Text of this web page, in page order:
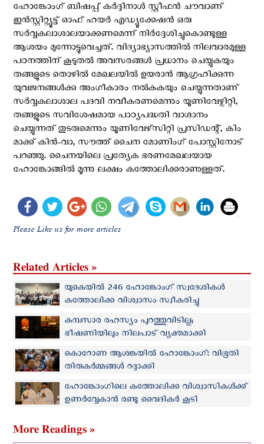
ഹോങ്കോംഗ് ബിഷപ്പ് കർദ്ദിനാൾ സ്റ്റീഫൻ ചൗവാണ്
ഇൻസ്റ്റിറ്റ്യൂട്ട് ഓഫ് ഹയർ എഡ്യൂക്കേഷൻ ഒരു
സർവ്വകലാശാലയാക്കണമെന്ന് നിർദ്ദേശിച്ചുകൊണ്ടുള്ള
ആശയം മുന്നോട്ടുവെച്ചത്. വിദ്യാഭ്യാസത്തിൽ നിലവാരമുള്ള
പഠനത്തിന് കൂടുതൽ അവസരങ്ങൾ പ്രധാനം ചെയ്യുകയും
തങ്ങളുടെ തൊഴിൽ മേഖലയിൽ ഉയരാൻ ആഗ്രഹിക്കുന്ന
യുവജനങ്ങൾക്കു അംഗീകാരം നൽകുകയും ചെയ്യുന്നതാണ്
സർവ്വകലാശാല പദവി നവീകരണമെന്നും യൂണിവേഴ്സിറ്റി,
തങ്ങളുടെ സവിശേഷമായ പാഠ്യപദ്ധതി വാഗ്ദാനം
ചെയ്യുന്നത് തുടരുമെന്നും യൂണിവേഴ്‌സിറ്റി പ്രസിഡന്റ്, കിം
മാക്ക് കിൻ-വാ, സൗത്ത് ചൈന മോണിംഗ് പോസ്റ്റിനോട്
പറഞ്ഞു. ചൈനയിലെ പ്രത്യേക ഭരണമേഖലയായ
ഹോങ്കോങ്ങില്‍ മൂന്നു ലക്ഷം കത്തോലിക്കരാണുള്ളത്.
Please Like us for more articles
Related Articles »
യുകെയില്‍ 246 ഹോങ്കോംഗ് സ്വദേശികള്‍
കത്തോലിക്ക വിശ്വാസം സ്വീകരിച്ചു
കുമ്പസാര രഹസ്യം പുറത്തുവിടില്ല;
ഭീഷണിയിലും നിലപാട് വ്യക്തമാക്കി
ഹോങ്കോംഗ് രൂപത
കൊറോണ ആശങ്കയിൽ ഹോങ്കോംഗ്: വിഭൂതി
തിരുകർമ്മങ്ങൾ റദ്ദാക്കി
ഹോങ്കോംഗിലെ കത്തോലിക്ക വിശ്വാസികള്‍ക്ക്
ഉണര്‍വ്വേകാന്‍ രണ്ടു വൈദികര്‍ കൂടി
More Readings »